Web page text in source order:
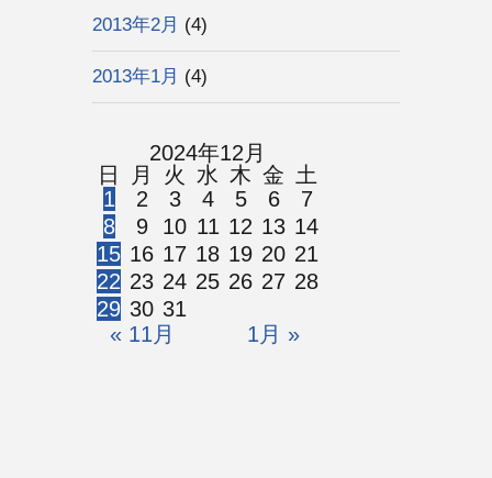
2013年2月 (4)
2013年1月 (4)
2024年12月
日
月 火 水 木 金 土
« 11月 1月 »
1 2 3 4 5 6
7
8
9 10 11 12 13 14
15 16 17 18 19 20 21
22 23 24 25 26 27 28
29 30 31